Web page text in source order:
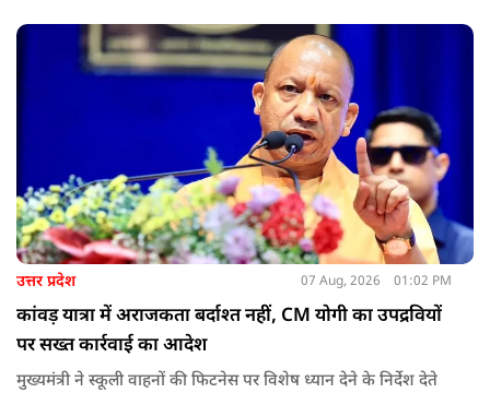
उत्तर प्रदेश 07 Aug, 2026 01:02 PM
कांवड़ यात्रा में अराजकता बर्दाश्त नहीं, CM योगी का उपद्रवियों
पर सख्त कार्रवाई का आदेश
मुख्यमंत्री ने स्कूली वाहनों की फिटनेस पर विशेष ध्यान देने के निर्देश देते